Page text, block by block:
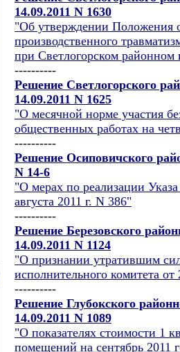
14.09.2011 N 1630
"Об утверждении Положения
производственного
при Светлогорском районном
----------
Решение Светлогорского
14.09.2011 N 1625
"О месячной норме участия
общественных работах на
----------
Решение Осиповичского
N 14-6
"О мерах по реализации
августа 2011 г. N 386"
----------
Решение Березовского
14.09.2011 N 1124
"О признании утратившим
исполнительного комитета от
----------
Решение Глубокского
14.09.2011 N 1089
"О показателях стоимости 1
помещений на сентябрь 2011